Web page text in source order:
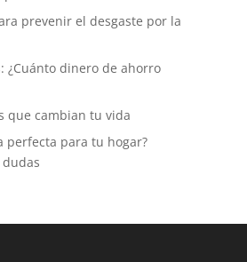
prevenir el desgaste por la
¿Cuánto dinero de ahorro
que cambian tu vida
perfecta para tu hogar?